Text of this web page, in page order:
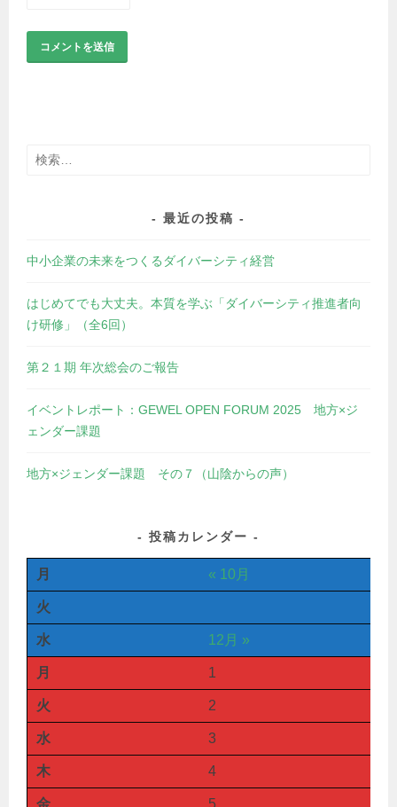
検
最近の投稿
中小企業の未来をつくるダイバーシティ経営
はじめてでも大丈夫。本質を学ぶ「ダイバーシティ推進者向
け研修」（全6回）
第２１期 年次総会のご報告
イベントレポート：GEWEL OPEN FORUM 2025 地方×ジ
ェンダー課題
地方×ジェンダー課題 その７（山陰からの声）
投稿カレンダー
月 « 10月
火
水 12月 »
月 1
火 2
水 3
木 4